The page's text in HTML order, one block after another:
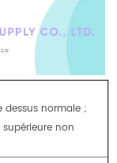
dessus normale ;
non